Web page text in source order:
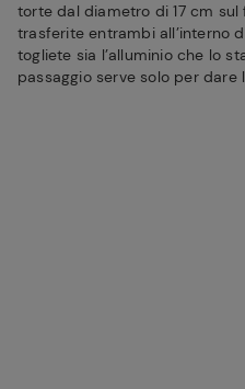
torte dal diametro di 17 cm
trasferite entrambi all’interno
togliete sia l’alluminio che lo
passaggio serve solo per dare